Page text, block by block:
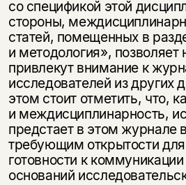
со спецификой этой
стороны,
статей, помещенных в
и методология», позволяет
привлекут внимание к
исследователей из других
этом стоит отметить, что,
и междисциплинарность,
предстает в этом журнале
требующим открытости для
готовности к
оснований